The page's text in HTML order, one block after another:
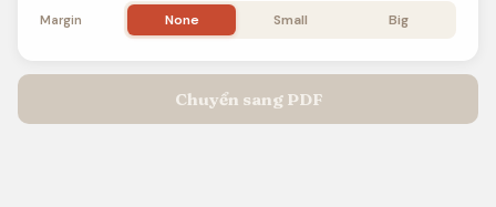
Margin None Small Big
Chuyển sang PDF